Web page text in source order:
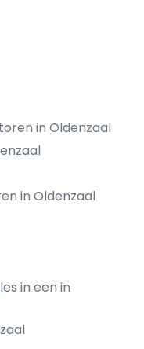
in Oldenzaal
in Oldenzaal
in een in